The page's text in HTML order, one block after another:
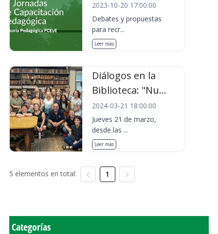
2023-10-20 17:00:00
Debates y propuestas
para recr...
Leer más
Diálogos en la
Biblioteca: "Nu...
2024-03-21 18:00:00
Jueves 21 de marzo,
desde las ...
Leer más
5 elementos en total: 1
Categorías